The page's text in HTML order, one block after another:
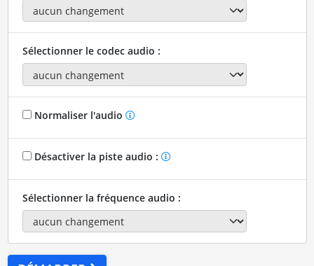
Sélectionner le codec audio :
Normaliser l'audio
Désactiver la piste audio :
Sélectionner la fréquence audio :